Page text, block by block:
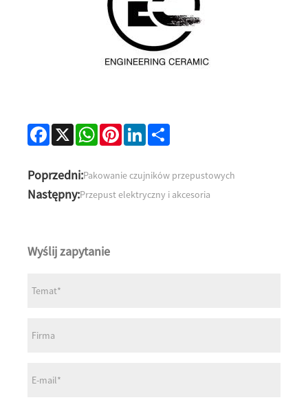
Facebook
X WhatsAppPinterestLinkedIn
Poprzedni:Pakowanie czujników przepustowych
Następny:Przepust elektryczny i akcesoria
Wyślij zapytanie